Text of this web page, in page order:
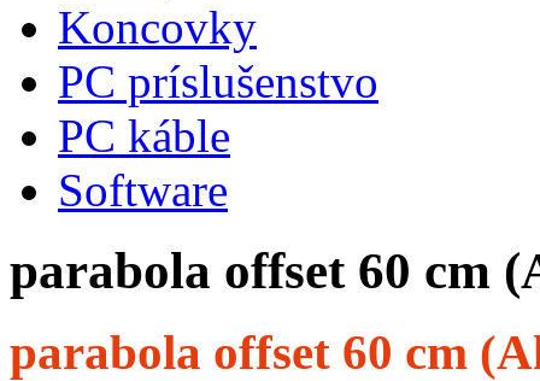
Koncovky
PC príslušenstvo
PC káble
Software
parabola offset 60 cm
parabola offset 60 cm